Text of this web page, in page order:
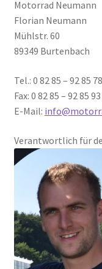
Werkstatt
Kontakt
Motorrad Neumann
Florian Neumann
Mühlstr. 60
89349 Burtenbach
Tel.: 0 82 85 – 92 85 78
Fax: 0 82 85 – 92 85 93
E-Mail:
Verantwortlich für